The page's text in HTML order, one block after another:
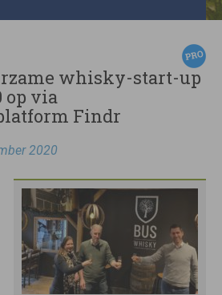
whisky-start-up
op via
Findr
2020